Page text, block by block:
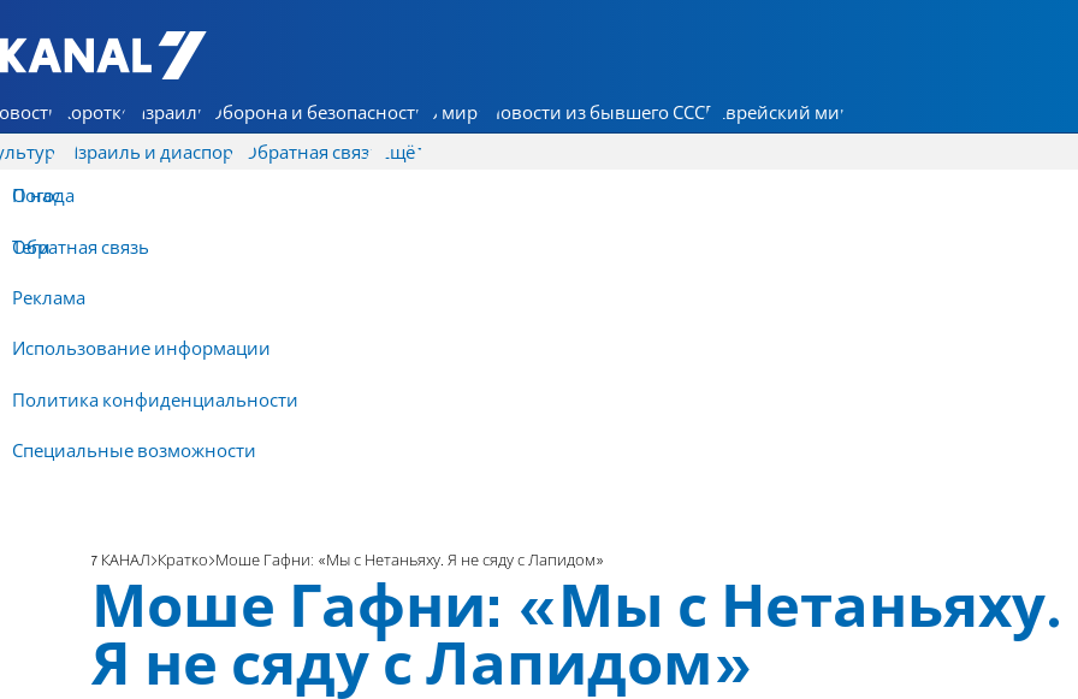
7 КАНАЛ - Аруц Шева
Коротко Израиль Оборона и безопасность В мире Новости из бывшего СССР Еврейский мир
Израиль и диаспора Обратная связь
О нас
Обратная связь
Реклама
Использование информации
Политика конфиденциальности
Специальные возможности
Ещё
Погода
Теги
7 КАНАЛ Кратко Моше Гафни: «Мы с Нетаньяху. Я не сяду с Лапидом»
Моше Гафни: «Мы с Нетаньяху.
Я не сяду с Лапидом»